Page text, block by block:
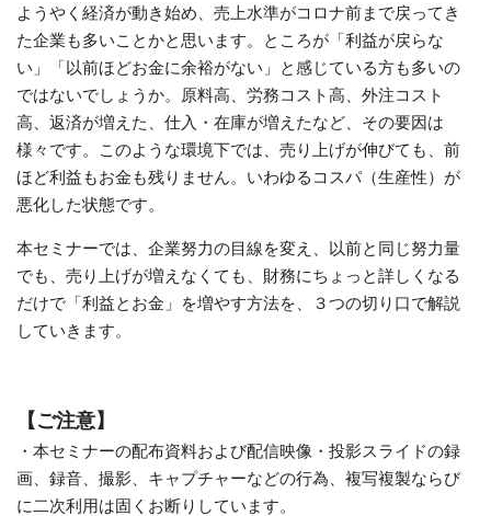
ようやく経済が動き始め、売上水準がコロナ前まで戻ってき
た企業も多いことかと思います。ところが「利益が戻らな
い」「以前ほどお金に余裕がない」と感じている方も多いの
ではないでしょうか。原料高、労務コスト高、外注コスト
高、返済が増えた、仕入・在庫が増えたなど、その要因は
様々です。このような環境下では、売り上げが伸びても、前
ほど利益もお金も残りません。いわゆるコスパ（生産性）が
悪化した状態です。
本セミナーでは、企業努力の目線を変え、以前と同じ努力量
でも、売り上げが増えなくても、財務にちょっと詳しくなる
だけで「利益とお金」を増やす方法を、３つの切り口で解説
していきます。
【ご注意】
・本セミナーの配布資料および配信映像・投影スライドの録
画、録音、撮影、キャプチャーなどの行為、複写複製ならび
に二次利用は固くお断りしています。